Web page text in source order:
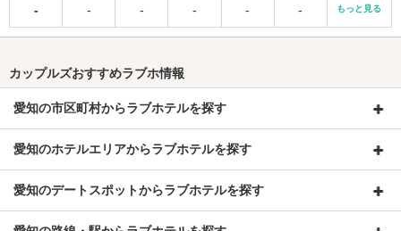
-
-
-
-
-
-
もっと見る
カップルズおすすめラブホ情報
愛知の市区町村からラブホテルを探す
愛知のホテルエリアからラブホテルを探す
愛知のデートスポットからラブホテルを探す